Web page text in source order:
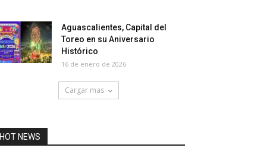
Aguascalientes, Capital del
Toreo en su Aniversario
Histórico
16 de enero de 2026
Cargar mas
HOT NEWS